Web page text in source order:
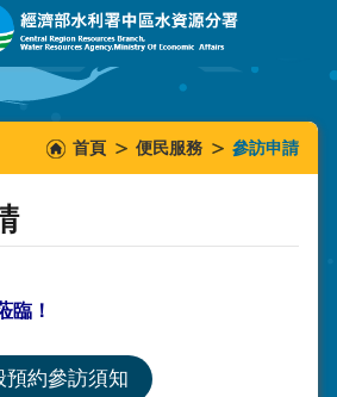
首頁 便民服務 參訪申請
臨！
預約參訪須知